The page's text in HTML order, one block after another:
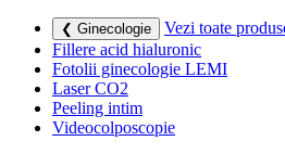
❮ Ginecologie
Vezi toate
Fillere acid hialuronic
Fotolii ginecologie LEMI
Laser CO2
Peeling intim
Videocolposcopie